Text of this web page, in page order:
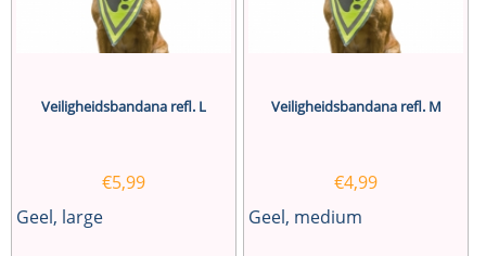
Veiligheidsbandana refl. L
€5,99
Geel, large
Veiligheidsbandana refl. M
€4,99
Geel, medium